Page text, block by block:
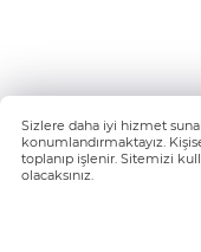
Sizlere daha iyi hizmet
konumlandırmaktayız.
toplanıp işlenir. Sitemizi
olacaksınız.